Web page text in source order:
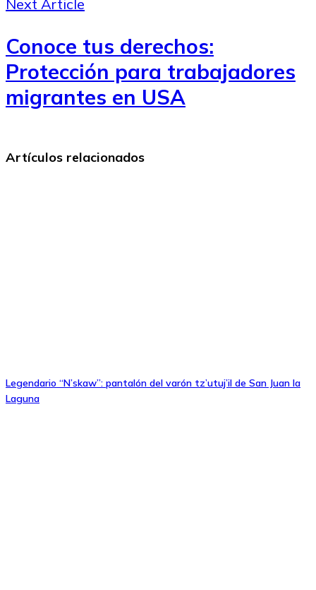
Next Article
Conoce tus derechos:
Protección para trabajadores
migrantes en USA
Artículos relacionados
Legendario “N’skaw”: pantalón del varón tz’utuj’il de San Juan la
Laguna